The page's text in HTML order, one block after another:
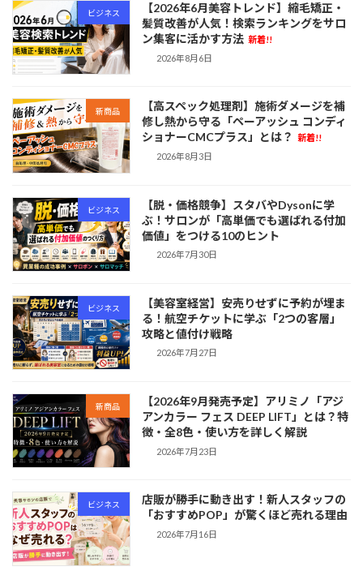
ビジネス
【2026年6月美容トレンド】縮毛矯正・
髪質改善が人気！検索ランキングをサロ
ン集客に活かす方法 新着!!
2026年8月6日
新商品
【高スペック処理剤】施術ダメージを補
修し熱から守る「ペーアッシュ コンディ
ショナーCMCプラス」とは？
新着!!
2026年8月3日
ビジネス
【脱・価格競争】スタバやDysonに学
ぶ！サロンが「高単価でも選ばれる付加
価値」をつける10のヒント
2026年7月30日
ビジネス
【美容室経営】安売りせずに予約が埋ま
る！航空チケットに学ぶ「2つの客層」
攻略と値付け戦略
2026年7月27日
新商品
【2026年9月発売予定】アリミノ「アジ
アンカラー フェス DEEP LIFT」とは？特
徴・全8色・使い方を詳しく解説
2026年7月23日
ビジネス
店販が勝手に動き出す！新人スタッフの
「おすすめPOP」が驚くほど売れる理由
2026年7月16日